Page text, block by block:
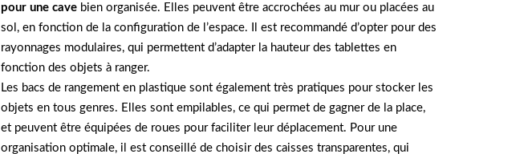
pour une cave bien organisée. Elles peuvent être accrochées au mur ou placées au
sol, en fonction de la configuration de l’espace. Il est recommandé d’opter pour des
rayonnages modulaires, qui permettent d’adapter la hauteur des tablettes en
fonction des objets à ranger.
Les bacs de rangement en plastique sont également très pratiques pour stocker les
objets en tous genres. Elles sont empilables, ce qui permet de gagner de la place,
et peuvent être équipées de roues pour faciliter leur déplacement. Pour une
organisation optimale, il est conseillé de choisir des caisses transparentes, qui